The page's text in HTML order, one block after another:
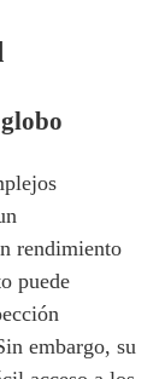
rendimiento
puede
embargo, su